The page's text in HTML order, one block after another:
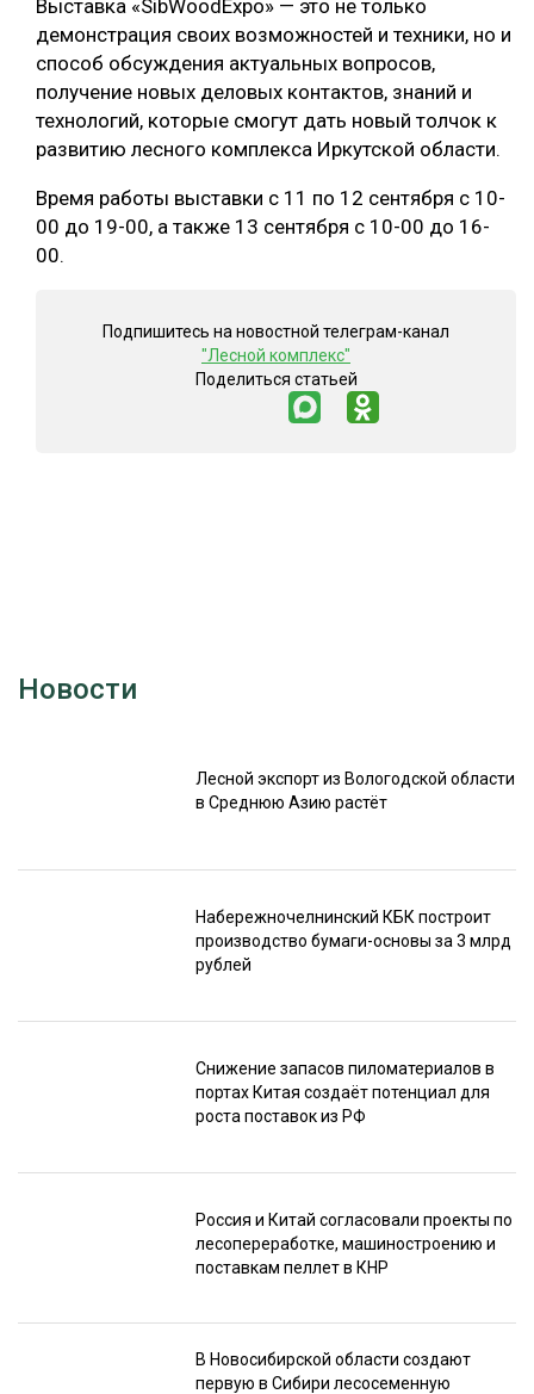
Выставка «SibWoodExpo» — это не только
демонстрация своих возможностей и техники, но и
способ обсуждения актуальных вопросов,
получение новых деловых контактов, знаний и
технологий, которые смогут дать новый толчок к
развитию лесного комплекса Иркутской области.
Время работы выставки с 11 по 12 сентября с 10-
00 до 19-00, а также 13 сентября с 10-00 до 16-
00.
Подпишитесь на новостной телеграм-канал
"Лесной комплекс"
Поделиться статьей
Новости
Лесной экспорт из Вологодской области
в Среднюю Азию растёт
Набережночелнинский КБК построит
производство бумаги-основы за 3 млрд
рублей
Снижение запасов пиломатериалов в
портах Китая создаёт потенциал для
роста поставок из РФ
Россия и Китай согласовали проекты по
лесопереработке, машиностроению и
поставкам пеллет в КНР
В Новосибирской области создают
первую в Сибири лесосеменную